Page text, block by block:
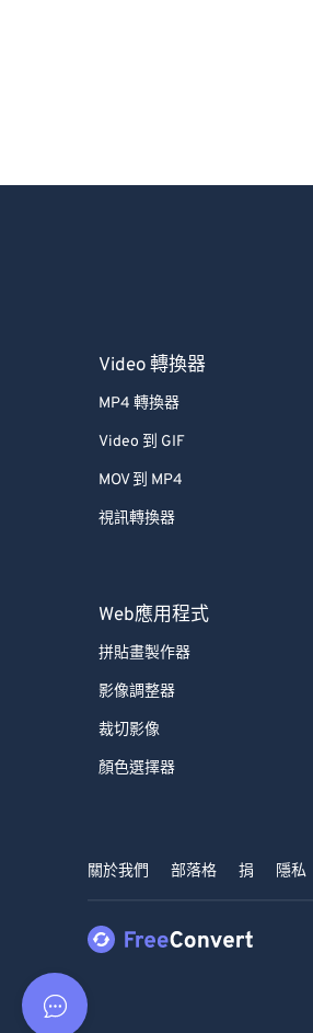
Video 轉換器
MP4 轉換器
Video 到 GIF
MOV 到 MP4
視訊轉換器
Web應用程式
拼貼畫製作器
影像調整器
裁切影像
顏色選擇器
關於我們 部落格 捐 隱私